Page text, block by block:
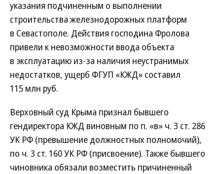
указания подчиненным о выполнении
строительства железнодорожных платформ
в Севастополе. Действия господина Фролова
привели к невозможности ввода объекта
в эксплуатацию из-за наличия неустранимых
недостатков, ущерб ФГУП «КЖД» составил
115 млн руб.
Верховный суд Крыма признал бывшего
гендиректора КЖД виновным по п. «в» ч. 3 ст. 286
УК РФ (превышение должностных полномочий),
по ч. 3 ст. 160 УК РФ (присвоение). Также бывшего
чиновника обязали возместить причиненный